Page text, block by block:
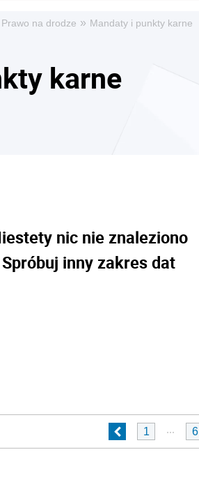
Prawo na drodze » Mandaty i punkty karne
karne
nic nie znaleziono
Spróbuj inny zakres dat
1 ... 6